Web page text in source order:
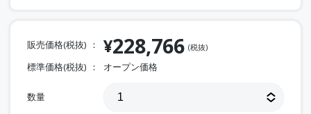
販売価格(税抜) ¥228,766 (税抜)
標準価格(税抜) オープン価格
数量